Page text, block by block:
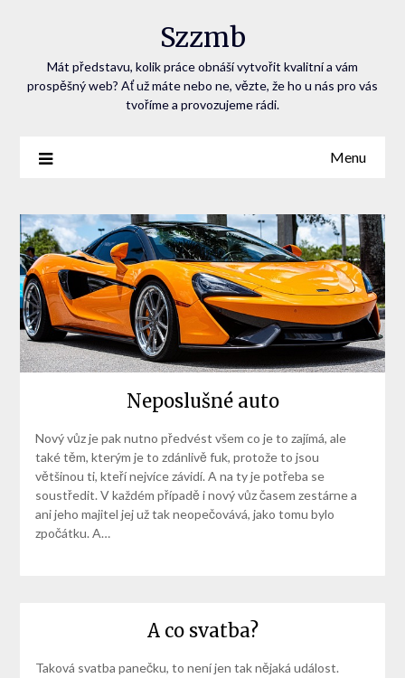
Szzmb
Mát představu, kolik práce obnáší vytvořit kvalitní a vám
prospěšný web? Ať už máte nebo ne, vězte, že ho u nás pro vás
tvoříme a provozujeme rádi.
Menu
Neposlušné auto
Nový vůz je pak nutno předvést všem co je to zajímá, ale
také těm, kterým je to zdánlivě fuk, protože to jsou
většinou ti, kteří nejvíce závidí. A na ty je potřeba se
soustředit. V každém případě i nový vůz časem zestárne a
ani jeho majitel jej už tak neopečovává, jako tomu bylo
zpočátku. A…
A co svatba?
Taková svatba panečku, to není jen tak nějaká událost.